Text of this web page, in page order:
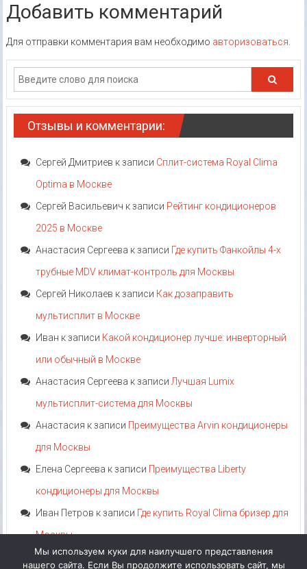
Добавить комментарий
Для отправки комментария вам необходимо авторизоваться.
Отзывы и комментарии:
Сергей Дмитриев к записи Сплит-система Royal Clima
Optima в Москве
Сергей Васильевич к записи Рейтинг кондиционеров
2025 в Москве
Анастасия Сергеева к записи Где купить Фанкойлы 4-х
трубные MDV климат-контроль для Москвы
Сергей Николаев к записи Как дозаправить
мультисплит в Москве
Иван к записи Какой кондиционер лучше: инверторный
или обычный в Москве
Анастасия Сергеева к записиЛучшая Lumix
мультисплит-система для Москвы
Анастасия к записи Преимущества Arvin кондиционеры
для Москвы
Елена Сергеева к записи Преимущества Liberty
кондиционеры для Москвы
Иван Петров к записи Где купить Royal Clima бризер для
Москвы
Мы используем куки для наилучшего представления
нашего сайта. Если Вы продолжите использовать сайт, мы